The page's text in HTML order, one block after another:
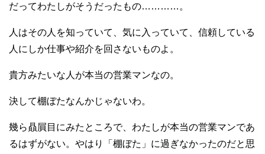
だってわたしがそうだったもの…………。
人はその人を知っていて、気に入っていて、信頼している
人にしか仕事や紹介を回さないものよ。
貴方みたいな人が本当の営業マンなの。
決して棚ぼたなんかじゃないわ。
幾ら贔屓目にみたところで、わたしが本当の営業マンであ
るはずがない。やはり「棚ぼた」に過ぎなかったのだと思